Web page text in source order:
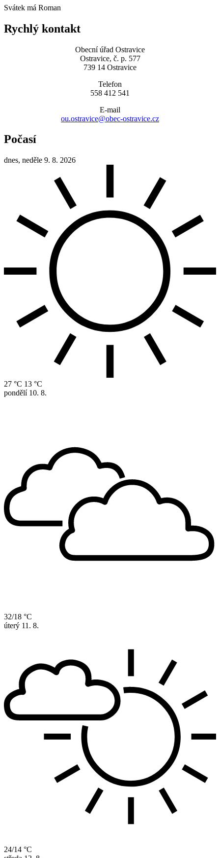
Svátek má Roman
Rychlý kontakt
Obecní úřad Ostravice
Ostravice, č. p. 577
739 14 Ostravice
Telefon
558 412 541
E-mail
ou.ostravice@obec-ostravice.cz
Počasí
dnes, neděle 9. 8. 2026
27 °C 13 °C
pondělí 10. 8.
32/18 °C
úterý 11. 8.
24/14 °C